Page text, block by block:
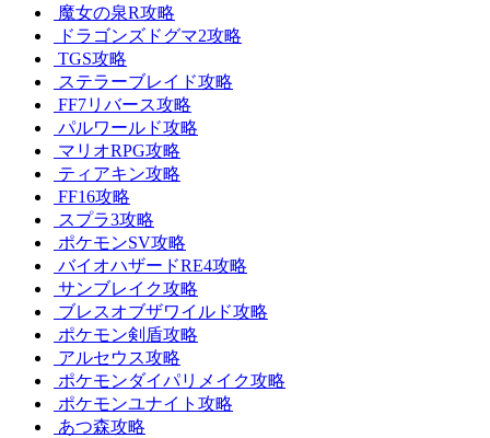
魔女の泉R攻略
ドラゴンズドグマ2攻略
TGS攻略
ステラーブレイド攻略
FF7リバース攻略
パルワールド攻略
マリオRPG攻略
ティアキン攻略
FF16攻略
スプラ3攻略
ポケモンSV攻略
バイオハザードRE4攻略
サンブレイク攻略
ブレスオブザワイルド攻略
ポケモン剣盾攻略
アルセウス攻略
ポケモンダイパリメイク攻略
ポケモンユナイト攻略
あつ森攻略